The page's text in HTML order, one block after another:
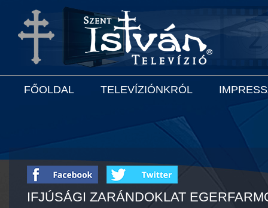
FŐOLDAL TELEVÍZIÓNKRÓL
IFJÚSÁGI ZARÁNDOKLAT